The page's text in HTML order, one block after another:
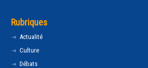
Rubriques
Actualité
Culture
Débats